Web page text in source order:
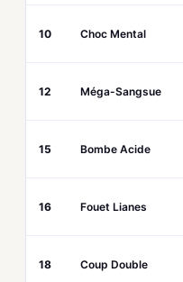
10 Choc Mental
12 Méga-Sangsue
15 Bombe Acide
16 Fouet Lianes
18 Coup Double